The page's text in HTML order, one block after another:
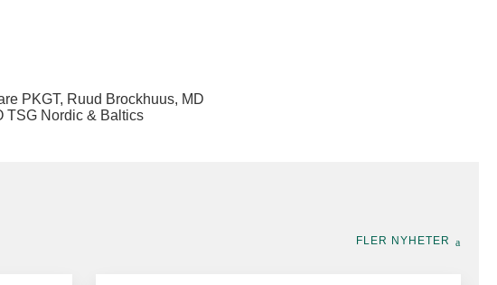
PKGT, Ruud Brockhuus, MD
TSG Nordic & Baltics
FLER NYHETER